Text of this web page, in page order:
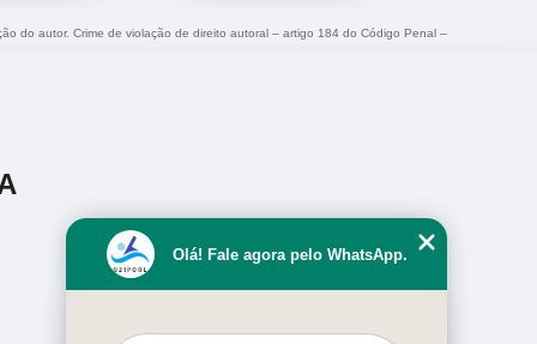
do autor. Crime de violação de direito autoral – artigo 184 do Código Penal –
Olá! Fale agora pelo WhatsApp.